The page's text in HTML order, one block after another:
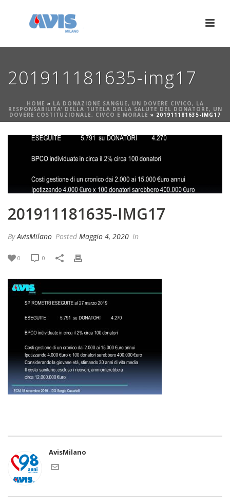
201911181635-img17
HOME » LA DONAZIONE SANGUE, UN DOVERE CIVICO, LA
RESPONSABILITA’ DELLA TUTELA DELLA SALUTE DEL DONATORE, UN
DOVERE COSTITUZIONALE, CIVCO E MORALE » 201911181635-IMG17
201911181635-IMG17
ByAvisMilano Posted Maggio 4, 2020 In
0 0
AvisMilano